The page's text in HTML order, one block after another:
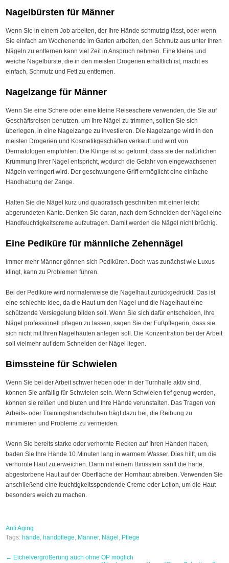
Nagelbürsten für Männer
Wenn Sie in einem Job arbeiten, der Ihre Hände schmutzig lässt, oder wenn
Sie einfach am Wochenende im Garten arbeiten, den Schmutz aus unter Ihren
Nägeln zu entfernen kann viel Zeit in Anspruch nehmen. Eine kleine und
weiche Nagelbürste, die in den meisten Drogerien erhältlich ist, macht es
einfach, Schmutz und Fett zu entfernen.
Nagelzange für Männer
Wenn Sie eine Schere oder eine kleine Reiseschere verwenden, die Sie auf
Geschäftsreisen benutzen, um Ihre Nägel zu trimmen, sollten Sie sich
überlegen, in eine Nagelzange zu investieren. Die Nagelzange wird in den
meisten Drogerien und Kosmetikgeschäften verkauft und wird von
Dermatologen empfohlen. Die Klinge ist so geformt, dass sie der natürlichen
Krümmung Ihrer Nägel entspricht, wodurch die Gefahr von eingewachsenen
Nägeln verringert wird. Der geschwungene Griff ermöglicht eine einfache
Handhabung der Zange.
Halten Sie die Nägel kurz und quadratisch geschnitten mit einer leicht
abgerundeten Kante. Denken Sie daran, nach dem Schneiden der Nägel eine
Handfeuchtigkeitscreme aufzutragen. Damit werden die Nägel nicht brüchig.
Eine Pediküre für männliche Zehennägel
Immer mehr Männer gönnen sich Pediküren. Doch was zunächst wie Luxus
klingt, kann zu Problemen führen.
Bei der Pediküre wird normalerweise die Nagelhaut zurückgedrückt. Das ist
eine schlechte Idee, da die Haut um den Nagel und die Nagelhaut eine
schützende Versiegelung bilden soll. Wenn Sie sich dafür entscheiden, Ihre
Nägel professionell pflegen zu lassen, sagen Sie der Fußpflegerin, dass sie
sich nicht mit Ihren Nagelhäuten anlegen soll. Die Konzentration bei der Arbeit
soll vielmehr auf dem Schneiden der Nägel liegen.
Bimssteine für Schwielen
Wenn Sie bei der Arbeit schwer heben oder in der Turnhalle aktiv sind,
können Sie anfällig für Schwielen sein. Wenn Schwielen tief genug werden,
können sie reißen und bluten und Ihre Hände verunstalten. Das Tragen von
Arbeits- oder Trainingshandschuhen trägt dazu bei, die Reibung zu
minimieren und Probleme zu vermeiden.
Wenn Sie bereits starke oder verhornte Flecken auf Ihren Händen haben,
baden Sie Ihre Hände 10 Minuten lang in warmem Wasser. Dies hilft, um die
verhornte Haut zu erweichen. Dann mit einem Bimsstein sanft die harte,
abgestorbene Haut auf der Oberfläche der Hornhaut abreiben. Verwenden Sie
anschließend eine feuchtigkeitsspendende Creme oder Lotion, um die Haut
besonders weich zu machen.
Anti Aging
Tags: hände, handpflege, Männer, Nägel , Pflege
Post
← Eichelvergrößerung auch ohne OP möglich